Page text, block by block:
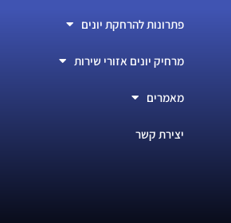
פתרונות להרחקת יונים
מרחיק יונים אזורי שירות
מאמרים
יצירת קשר